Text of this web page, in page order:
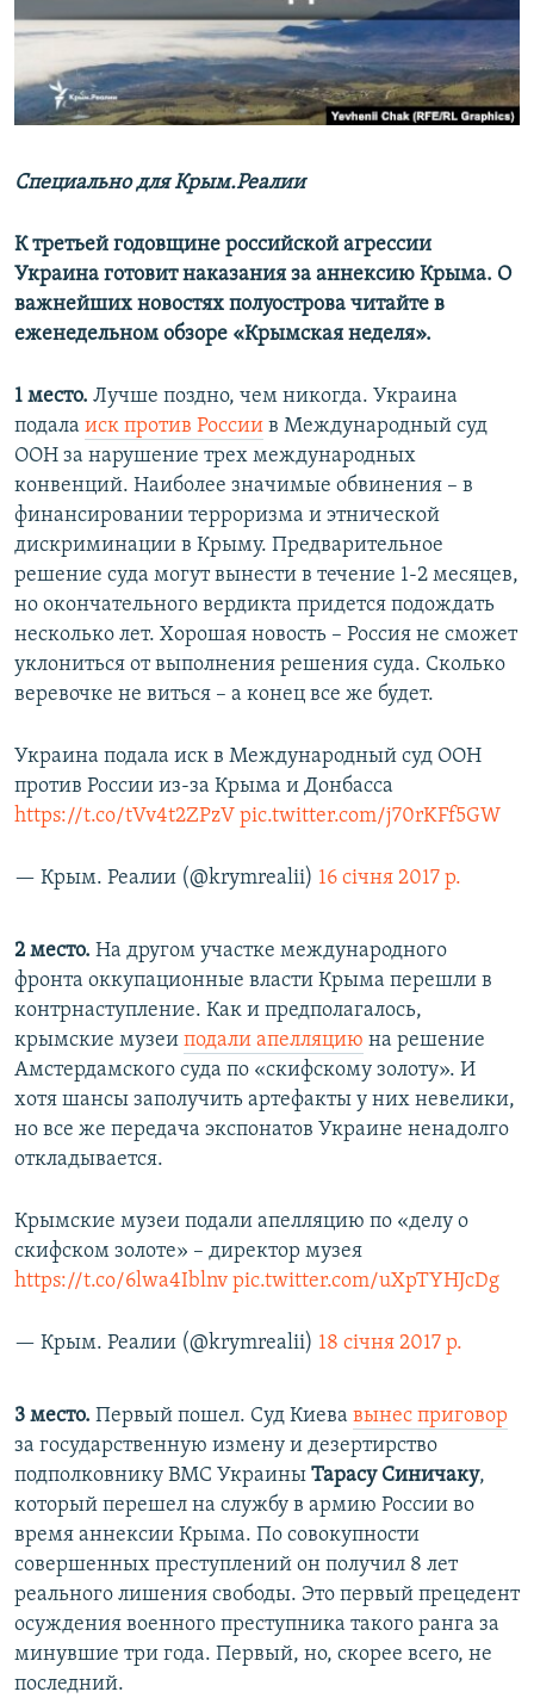
ПОБЕДИТЕЛЕЙ НЕ СУДЯТ?
КРЫМ.НЕПОКОРЕННЫЙ
ELIFBE
ПРИСОЕДИНЯЙТЕСЬ!
Все сайты RFE/RL
Специально для Крым.Реалии
К третьей годовщине российской агрессии
Украина готовит наказания за аннексию Крыма. О
важнейших новостях полуострова читайте в
еженедельном обзоре «Крымская неделя».
1 место. Лучше поздно, чем никогда. Украина
подала иск против России в Международный суд
ООН за нарушение трех международных
конвенций. Наиболее значимые обвинения – в
финансировании терроризма и этнической
дискриминации в Крыму. Предварительное
решение суда могут вынести в течение 1-2 месяцев,
но окончательного вердикта придется подождать
несколько лет. Хорошая новость – Россия не сможет
уклониться от выполнения решения суда. Сколько
веревочке не виться – а конец все же будет.
Украина подала иск в Международный суд ООН
против России из-за Крыма и Донбасса
https://t.co/tVv4t2ZPzV pic.twitter.com/j70rKFf5GW
— Крым. Реалии (@krymrealii) 16 січня 2017 р.
2 место. На другом участке международного
фронта оккупационные власти Крыма перешли в
контрнаступление. Как и предполагалось,
крымские музеи подали апелляцию на решение
Амстердамского суда по «скифскому золоту». И
хотя шансы заполучить артефакты у них невелики,
но все же передача экспонатов Украине ненадолго
откладывается.
Крымские музеи подали апелляцию по «делу о
скифском золоте» – директор музея
https://t.co/6lwa4Iblnv pic.twitter.com/uXpTYHJcDg
— Крым. Реалии (@krymrealii) 18 січня 2017 р.
3 место. Первый пошел. Суд Киева вынес приговор
за государственную измену и дезертирство
подполковнику ВМС Украины Тарасу Синичаку,
который перешел на службу в армию России во
время аннексии Крыма. По совокупности
совершенных преступлений он получил 8 лет
реального лишения свободы. Это первый прецедент
осуждения военного преступника такого ранга за
минувшие три года. Первый, но, скорее всего, не
последний.